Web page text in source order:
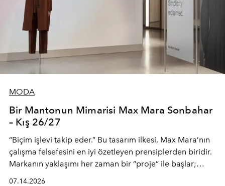
MODA
Bir Mantonun Mimarisi Max Mara Sonbahar
– Kış 26/27
“Biçim işlevi takip eder.” Bu tasarım ilkesi, Max Mara’nın
çalışma felsefesini en iyi özetleyen prensiplerden biridir.
Markanın yaklaşımı her zaman bir “proje” ile başlar;
07.14.2026